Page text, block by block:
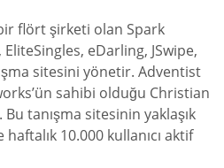
flört şirketi olan Spark
eDarling, JSwipe,
sitesini yönetir. Adventist
sahibi olduğu Christian
tanışma sitesinin yaklaşık
haftalık 10.000 kullanıcı aktif